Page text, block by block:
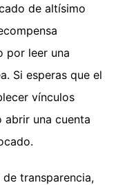
de altísimo
por leer una
Si esperas que el
vínculos
una cuenta
transparencia,